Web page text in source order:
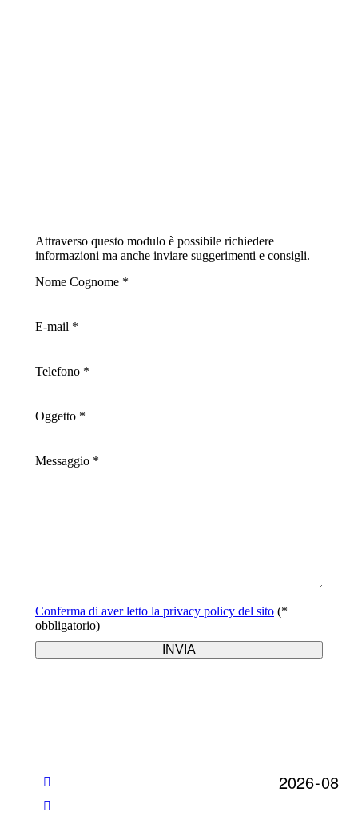
Attraverso questo modulo è possibile richiedere
informazioni ma anche inviare suggerimenti e consigli.
Nome Cognome *
E-mail *
Telefono *
Oggetto *
Messaggio *
Conferma di aver letto la privacy policy del sito (*
obbligatorio)